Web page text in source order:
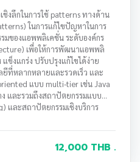
ชิงลึกในการใช้ patterns ทางด้าน
ในการแก้ไขปัญหาในการ
มของแอพพลิเคชั่น ระดับองค์กร
เพื่อให้การพัฒนาแอพพลิ
ข็งแกร่ง ปรับปรุงแก้ไขได้ง่าย
ยีที่หลากหลายและรวดเร็ว และ
แบบ multi-tier เช่น Java
ง และรวมถึงสถาปัตยกรรมแบบ
และสถาปัตยกรรมเชิงบริการ
12,000 THB .